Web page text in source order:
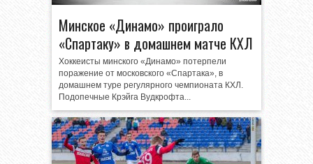
Минское «Динамо» проиграло
«Спартаку» в домашнем матче КХЛ
Хоккеисты минского «Динамо» потерпели
поражение от московского «Спартака», в
домашнем туре регулярного чемпионата КХЛ.
Подопечные Крэйга Вудкрофта...